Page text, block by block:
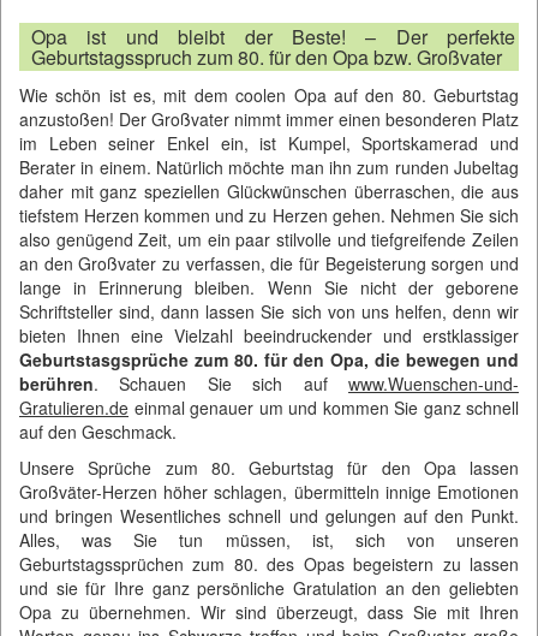
Opa ist und bleibt der Beste! – Der perfekte
Geburtstagsspruch zum 80. für den Opa bzw. Großvater
Wie schön ist es, mit dem coolen Opa auf den 80. Geburtstag
anzustoßen! Der Großvater nimmt immer einen besonderen Platz
im Leben seiner Enkel ein, ist Kumpel, Sportskamerad und
Berater in einem. Natürlich möchte man ihn zum runden Jubeltag
daher mit ganz speziellen Glückwünschen überraschen, die aus
tiefstem Herzen kommen und zu Herzen gehen. Nehmen Sie sich
also genügend Zeit, um ein paar stilvolle und tiefgreifende Zeilen
an den Großvater zu verfassen, die für Begeisterung sorgen und
lange in Erinnerung bleiben. Wenn Sie nicht der geborene
Schriftsteller sind, dann lassen Sie sich von uns helfen, denn wir
bieten Ihnen eine Vielzahl beeindruckender und erstklassiger
Geburtstasgsprüche zum 80. für den Opa, die bewegen und
berühren. Schauen Sie sich auf www.Wuenschen-und-
Gratulieren.de einmal genauer um und kommen Sie ganz schnell
auf den Geschmack.
Unsere Sprüche zum 80. Geburtstag für den Opa lassen
Großväter-Herzen höher schlagen, übermitteln innige Emotionen
und bringen Wesentliches schnell und gelungen auf den Punkt.
Alles, was Sie tun müssen, ist, sich von unseren
Geburtstagssprüchen zum 80. des Opas begeistern zu lassen
und sie für Ihre ganz persönliche Gratulation an den geliebten
Opa zu übernehmen. Wir sind überzeugt, dass Sie mit Ihren